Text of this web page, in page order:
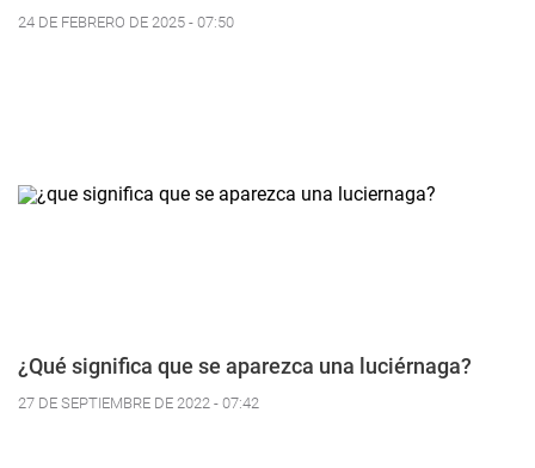
24 DE FEBRERO DE 2025 - 07:50
¿Qué significa que se aparezca una luciérnaga?
27 DE SEPTIEMBRE DE 2022 - 07:42